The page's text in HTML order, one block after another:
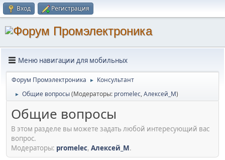
Вход Регистрация
Меню навигации для мобильных
Форум Промэлектроника ► Консультант
► Общие вопросы(Модераторы: promelec,Алексей_М)
Общие вопросы
В этом разделе вы можете задать любой интересующий вас
вопрос.
Модераторы: promelec, Алексей_М.